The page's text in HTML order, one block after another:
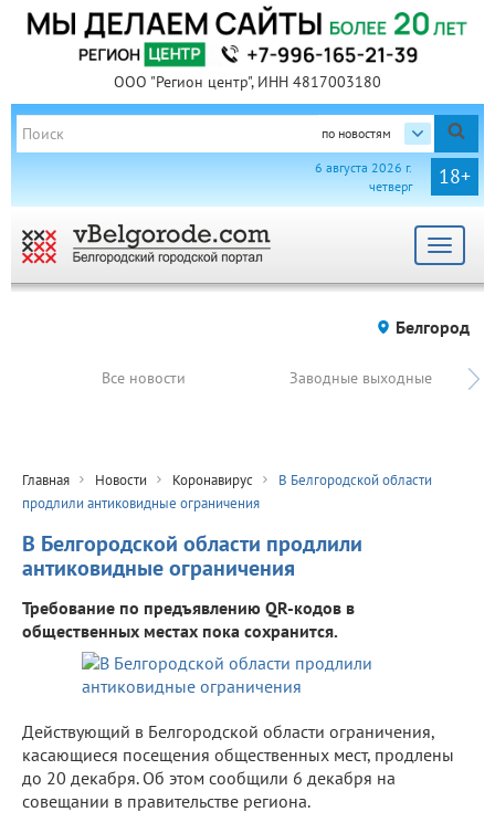
ООО "Регион центр", ИНН 4817003180
по новостям
18+
6 августа 2026 г.
четверг
Toggle
Белгород
Все новости Заводные выходные
Главная Новости Коронавирус
В Белгородской области
продлили антиковидные ограничения
В Белгородской области продлили
антиковидные ограничения
Требование по предъявлению QR-кодов в
общественных местах пока сохранится.
Действующий в Белгородской области ограничения,
касающиеся посещения общественных мест, продлены
до 20 декабря. Об этом сообщили 6 декабря на
совещании в правительстве региона.